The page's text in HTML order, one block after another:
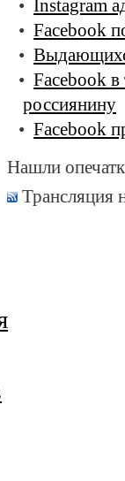
Instagram
Facebook
Facebook в
россиянину
Facebook
Нашли
Трансляция